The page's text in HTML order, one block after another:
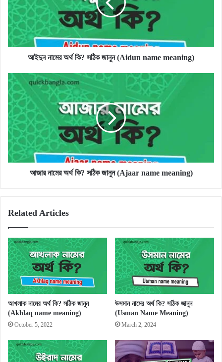
সঠিক
জানুন
(Aidun
name
meaning)
আইদুন নামের অর্থ কি? সঠিক জানুন (Aidun name meaning)
আজার
নামের
অর্থ
কি?
সঠিক
জানুন
(Ajaar
name
meaning)
আজার নামের অর্থ কি? সঠিক জানুন (Ajaar name meaning)
Related Articles
আখলাক নামের অর্থ কি? সঠিক জানুন
(Akhlaq name meaning)
October 5, 2022
উসমান নামের অর্থ কি? সঠিক জানুন
(Usman Name Meaning)
March 2, 2024